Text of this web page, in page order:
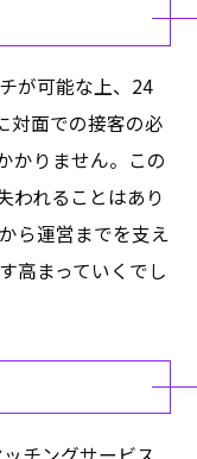
が可能な上、24
対面での接客の必
かりません。この
われることはあり
ら運営までを支え
高まっていくでし